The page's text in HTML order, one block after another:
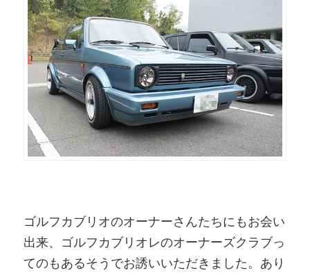
ゴルフカブリオのオーナーさんたちにもお会い
出来、ゴルフカブリオレのオーナーズクラブっ
てのもあるそうでお誘いいただきました。あり